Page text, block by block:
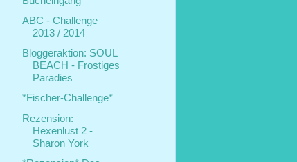
ABC - Challenge
2013 / 2014
Bloggeraktion: SOUL
BEACH - Frostiges
Paradies
*Fischer-Challenge*
Rezension:
Hexenlust 2 -
Sharon York